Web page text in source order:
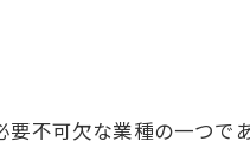
不可欠な業種の一つ